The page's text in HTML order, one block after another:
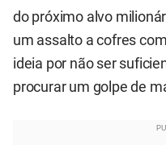
do próximo alvo
um assalto a cofres
ideia por não ser
procurar um golpe de